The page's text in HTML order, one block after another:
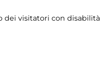
dei visitatori con disabilità